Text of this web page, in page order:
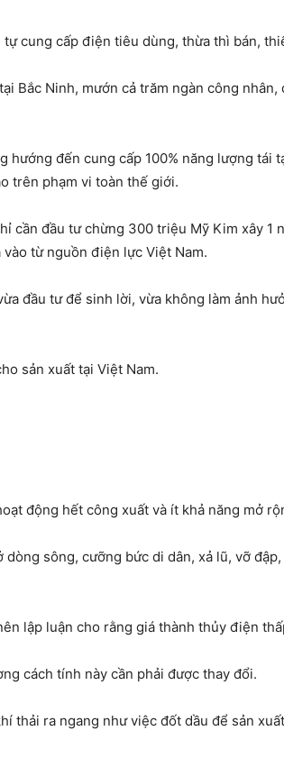
cung cấp điện tiêu dùng, thừa thì bán,
Bắc Ninh, mướn cả trăm ngàn công
đến cung cấp 100% năng lượng tái
trên phạm vi toàn thế giới.
đầu tư chừng 300 triệu Mỹ Kim xây 1
từ nguồn điện lực Việt Nam.
đầu tư để sinh lời, vừa không làm ảnh
sản xuất tại Việt Nam.
động hết công xuất và ít khả năng mở
sông, cưỡng bức di dân, xả lũ, vỡ
lập luận cho rằng giá thành thủy điện
cách tính này cần phải được thay đổi.
thải ra ngang như việc đốt dầu để sản